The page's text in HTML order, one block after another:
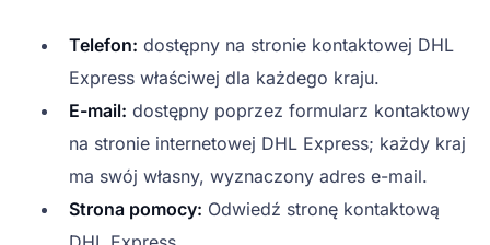
Telefon: dostępny na stronie kontaktowej DHL
Express właściwej dla każdego kraju.
E-mail: dostępny poprzez formularz kontaktowy
na stronie internetowej DHL Express; każdy kraj
ma swój własny, wyznaczony adres e-mail.
Strona pomocy: Odwiedź stronę kontaktową